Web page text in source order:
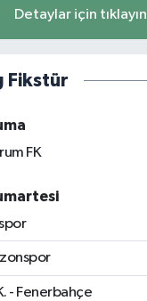
Detaylar için tıklayın
Fikstür
FK
- Fenerbahçe